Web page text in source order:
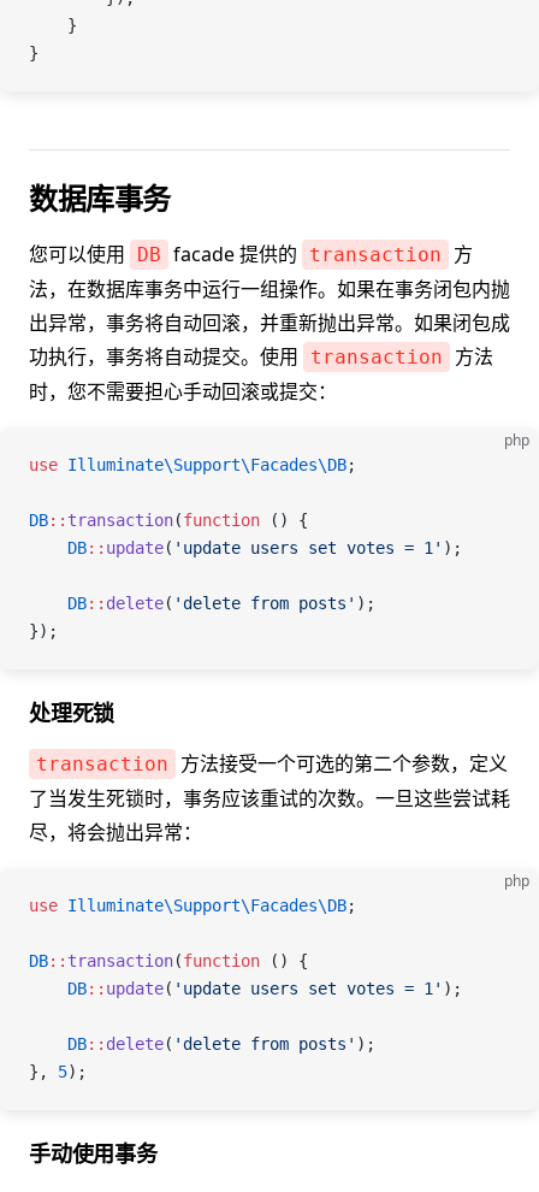
    }
}
数据库事务
您可以使用 DB facade 提供的 transaction
方
法，在数据库事务中运行一组操作。如果在事务闭包内抛
出异常，事务将自动回滚，并重新抛出异常。如果闭包成
功执行，事务将自动提交。使用
transaction
方法
时，您不需要担心手动回滚或提交：
php
use Illuminate\Support\Facades\DB;
DB:: transaction(function () {
    DB
:: update( 'update users set votes = 1' );
    DB
:: delete( 'delete from posts' );
});
处理死锁
transaction
方法接受一个可选的第二个参数，定义
了当发生死锁时，事务应该重试的次数。一旦这些尝试耗
尽，将会抛出异常：
php
use Illuminate\Support\Facades\DB;
DB:: transaction(function () {
    DB
:: update( 'update users set votes = 1' );
    DB
:: delete( 'delete from posts' );
}, 5);
手动使用事务